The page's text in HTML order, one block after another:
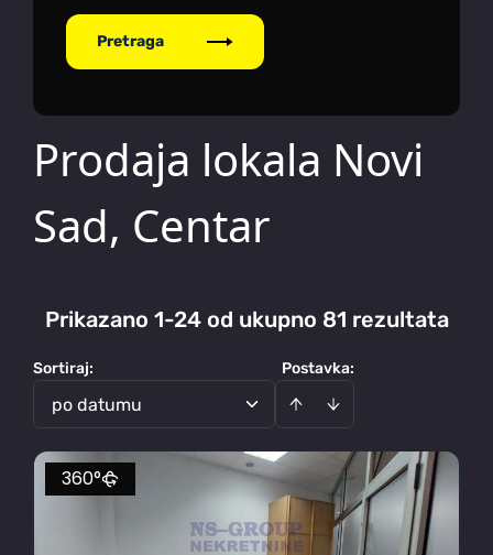
Pretraga
Prodaja lokala Novi
Sad, Centar
Prikazano 1-24 od ukupno 81 rezultata
Postavka:
Sortiraj:
po datumu
360°